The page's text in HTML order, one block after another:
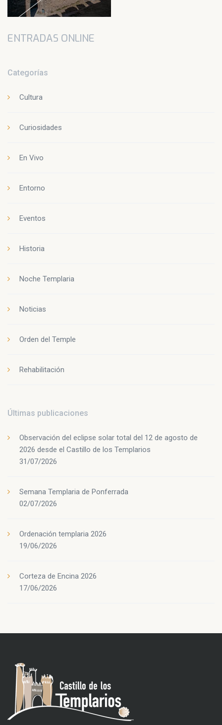
ENTRADAS ONLINE
Categorías
Cultura
Curiosidades
En Vivo
Entorno
Eventos
Historia
Noche Templaria
Noticias
Orden del Temple
Rehabilitación
Últimas publicaciones
Observación del eclipse solar total del 12 de agosto de
2026 desde el Castillo de los Templarios
31/07/2026
Semana Templaria de Ponferrada
02/07/2026
Ordenación templaria 2026
19/06/2026
Corteza de Encina 2026
17/06/2026